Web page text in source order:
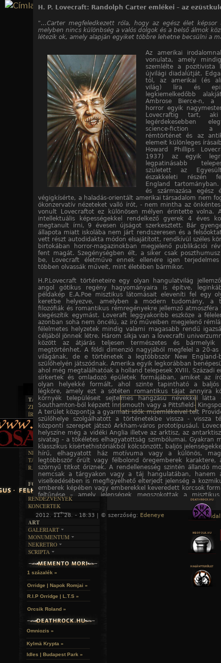
Jump to navigation
H. P. Lovecraft: Randolph Carter emlékei – az
"...Carter megfeledkezett róla, hogy az egész élet képsor
melyben nincs különbség a valós dolgok és a belső álmok
létezik ok, amely alapján egyiket többre lehetne becsülni a
Az amerikai
vonulata, amely
szemlélte a pozitivista
újvilági diadalútját.
tól, az amerikai (és
világ) líra és
legkiemelkedőbb
Ambrose Bierce-n, a
horror egyik
Lovecraftig tart,
legérdekesebben
science-fiction a
rémtörténet és az
elemeit különleges
Howard Phillips
1937) az egyik
legpatinásabb
született az
északkeleti részén
England tartományban.
és származása egész
végigkísérte, a haladás-orientált amerikai társadalom nem
ókonzervatív nézeteket valló írót, - nem mintha az
vonult Lovecraftot ez különösen mélyen érintette volna.
intellektuális képességekkel rendelkező gyerek 4 éves
megtanult írni, 9 évesen újságot szerkesztett. Bár
állapota miatt iskolába nem járt rendszeresen és a
vett részt autodidakta módon elsajátított, rendkívül széles
birtokában horror-magazinokban megjelenő publikációi
fent magát. Szegénységben élt, a siker csak
be, Lovecraft életműve ennek ellenére igen
többen olvassák műveit, mint életében bármikor.
H.P.Lovecraft történeteire egy olyan hangulatvilág
angol gótikus regény hagyományaira is építve,
példakép E.A.Poe misztikus látomásait eleveníti fel egy
keretbe helyezve, amelyben a modern tudomány, a
filozófiák és romantikus rémregényekre jellemző atmoszféra
kiegészítik egymást. Loveraft leggyakoribb eszköze a
azonban soha nem öncélú, az író műveiben megjelenő
félelmetes helyzetek mindig valami magasabb rendű
céljából jönnek létre. Három síkja van a lovecrafti
között az átjárás teljesen természetes és bármelyik
megtörténhet. A földi dimenzió nagyjából megfelel a 20-as
világának, de e történetek a legtöbbször New
szülőhelyén játszódnak. Amerika egyik legkorábban
ahol még megtalálhatóak a holland telepesek XVIII. Századi
sírkertek és omladozó épületek formájában, amiket az
olyan helyekké formált, ahol szinte tapintható a baljós
légköre, amely ezt a sötéten romantikus tájat annyira
környék településeit sejtelmes hangzású nevekkel
Southamton-ból képzett Innsmouth vagy a Pittsfield-
A terület központja a gyarmati idők műemlékeivel telt
szülőhelye szolgálhatott a történetekbe vissza - vissza
központi szerepet játszó Arkham-város prototípusául.
helyszíne még a vidéki Anglia illetve az arktisz, az
sivatag - a tökéletes elhagyatottság szimbólumai. Gyakran
klasszikus kísértethistóriákból kölcsönzött, baljós
hírű, elhagyatott ház motívuma vagy a különös,
legtöbbször őrült vagy félbolond öregemberek karaktere,
szörnyű titkot őriznek. A rendellenesség szintén állandó
nemcsak a tárgyakon vagy a táj hangulatában, hanem
viselkedésében is megfigyelhető elterjedt jelenség a
emberek képében vagy emberekkel keveredett korcsok
feltűnése – amely jelenségek megszokottak a
funkcionáló New England-ben.
2012. 11. 28. - 18:33 | © szerzőség: Edeneye « Főoldal
TAJTÉKOS LAPOK
ZENE
EGYÜTTESEK
INTERJÚK
FORDÍTÁSOK
DALSZÖVEGEK
ÍRÁSOK
IRODALOM
FILM
MŰVÉSZET
ÍRÁSTÖRTÉNET
BOSZORKÁNYKONYHA
FEKETE HUMOR
KÉPES
SZÖVEGES
RENDEZVÉNYEK
NEKROMANTIKA
AKTUÁLIS
A MÚLT
TAJTÉKOS NAPOK
R.I.P.
FOTÓGALÉRIA
FESZTIVÁLOK
RENDEZVÉNYEK
KONCERTEK
ART
GALERIART
ARTGALERI
KÉPREGÉNYEK
LAKÁSKULTS
MONUMENTUM
TEMETŐK
TEMPLOMOK
VÁRAK
HELYEK
NEKRETRO
SZUBKULT
FEKETE LYUK
RELIKVIÁK
SCRIPTA
NOVELLÁK
VERSEK
1 százalék »
Orridge | Napok Romjai »
R.I.P Orridge | L.T.S »
Orcsik Roland »
Omniozis »
Kylmä Krypta »
Idles | Budapest Park »